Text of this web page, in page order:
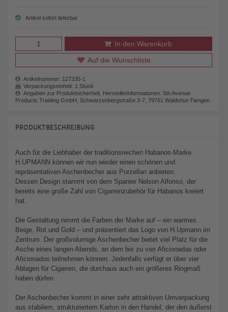
Artikel sofort lieferbar
In den Warenkorb
Auf die Wunschliste
Artikelnummer: 127335-1
Verpackungseinheit: 1 Stück
Angaben zur Produktsicherheit, Herstellerinformationen: 5th Avenue
Products Traiding GmbH, Schwarzenbergstraße 3-7, 79761 Waldshut-Tiengen
PRODUKTBESCHREIBUNG
Auch für die Liebhaber der traditionsreichen Habanos-Marke
H.UPMANN können wir nun wieder einen schönen und
repräsentativen Aschenbecher aus Porzellan anbieten.
Dessen Design stammt von dem Spanier Nelson Alfonso, der
bereits eine große Zahl von Cigarrenzubehör für Habanos kreiert
hat.
Die Gestaltung nimmt die Farben der Marke auf – ein warmes
Beige, Rot und Gold – und präsentiert das Logo von H.Upmann im
Zentrum. Der großvolumige Aschenbecher bietet viel Platz für die
Asche eines langen Abends, an dem bis zu vier Aficionadas oder
Aficionados teilnehmen können. Jedenfalls verfügt er über vier
Ablagen für Cigarren, die durchaus auch ein größeres Ringmaß
haben dürfen.
Der Aschenbecher kommt in einer sehr attraktiven Umverpackung
aus stabilem, strukturiertem Karton in den Handel, der den äußerst